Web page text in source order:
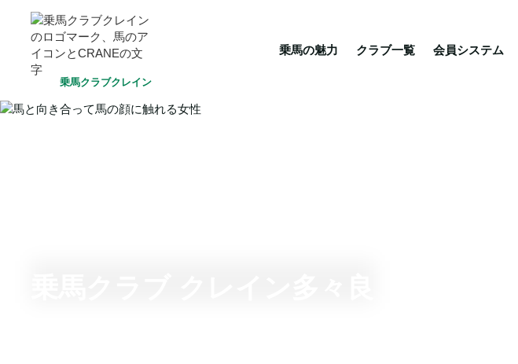
乗馬クラブクレイン
乗馬の魅力 クラブ一覧 会員システム
HOME 乗馬の魅力 クラブ一覧